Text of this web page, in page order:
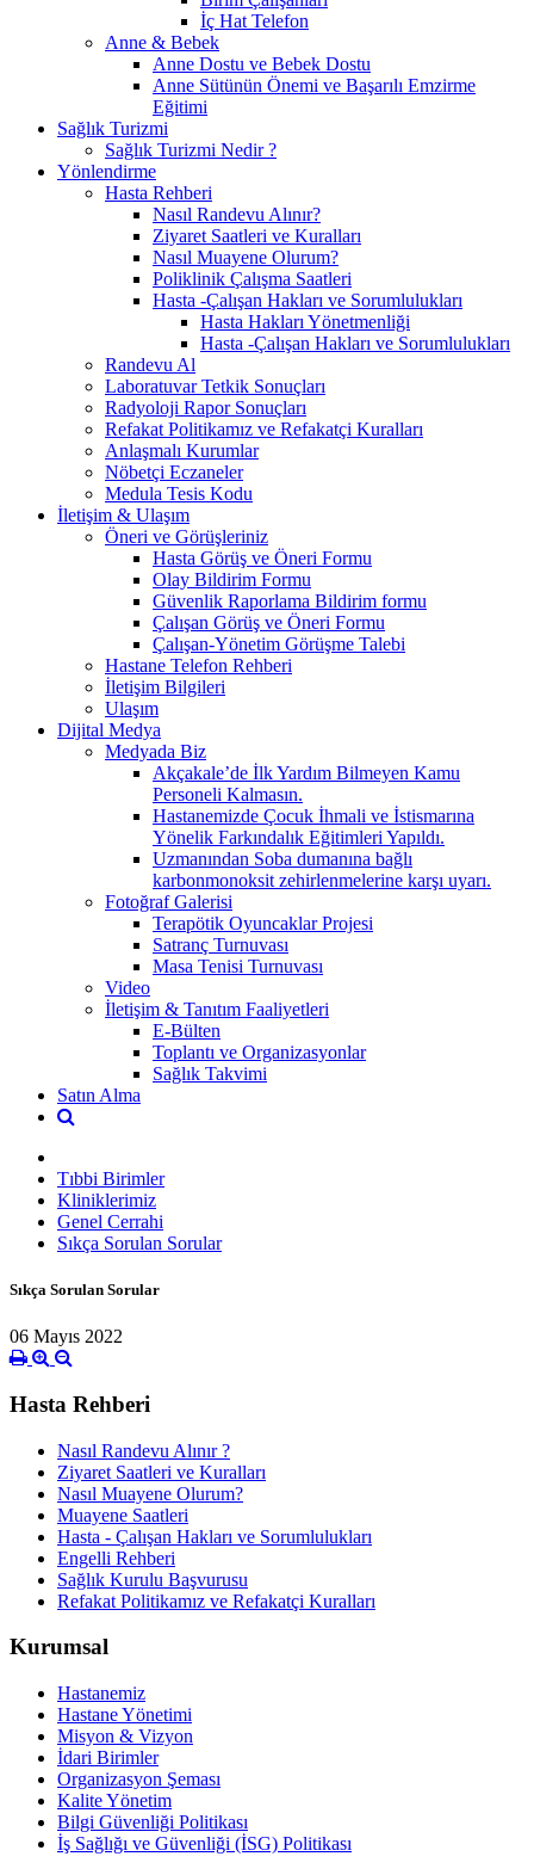
İç Hat Telefon
Anne & Bebek
Anne Dostu ve Bebek Dostu
Anne Sütünün Önemi ve Başarılı Emzirme
Eğitimi
Sağlık Turizmi
Sağlık Turizmi Nedir ?
Yönlendirme
Hasta Rehberi
Nasıl Randevu Alınır?
Ziyaret Saatleri ve Kuralları
Nasıl Muayene Olurum?
Poliklinik Çalışma Saatleri
Hasta -Çalışan Hakları ve Sorumlulukları
Hasta Hakları Yönetmenliği
Hasta -Çalışan Hakları ve Sorumlulukları
Randevu Al
Laboratuvar Tetkik Sonuçları
Radyoloji Rapor Sonuçları
Refakat Politikamız ve Refakatçi Kuralları
Anlaşmalı Kurumlar
Nöbetçi Eczaneler
Medula Tesis Kodu
İletişim & Ulaşım
Öneri ve Görüşleriniz
Hasta Görüş ve Öneri Formu
Olay Bildirim Formu
Güvenlik Raporlama Bildirim formu
Çalışan Görüş ve Öneri Formu
Çalışan-Yönetim Görüşme Talebi
Hastane Telefon Rehberi
İletişim Bilgileri
Ulaşım
Dijital Medya
Medyada Biz
Akçakale’de İlk Yardım Bilmeyen Kamu
Personeli Kalmasın.
Hastanemizde Çocuk İhmali ve İstismarına
Yönelik Farkındalık Eğitimleri Yapıldı.
Uzmanından Soba dumanına bağlı
karbonmonoksit zehirlenmelerine karşı uyarı.
Fotoğraf Galerisi
Terapötik Oyuncaklar Projesi
Satranç Turnuvası
Masa Tenisi Turnuvası
Video
İletişim & Tanıtım Faaliyetleri
E-Bülten
Toplantı ve Organizasyonlar
Sağlık Takvimi
Satın Alma
Tıbbi Birimler
Kliniklerimiz
Genel Cerrahi
Sıkça Sorulan Sorular
Sıkça Sorulan Sorular
06 Mayıs 2022
Hasta Rehberi
Nasıl Randevu Alınır ?
Ziyaret Saatleri ve Kuralları
Nasıl Muayene Olurum?
Muayene Saatleri
Hasta - Çalışan Hakları ve Sorumlulukları
Engelli Rehberi
Sağlık Kurulu Başvurusu
Refakat Politikamız ve Refakatçi Kuralları
Kurumsal
Hastanemiz
Hastane Yönetimi
Misyon & Vizyon
İdari Birimler
Organizasyon Şeması
Kalite Yönetim
Bilgi Güvenliği Politikası
İş Sağlığı ve Güvenliği (İSG) Politikası